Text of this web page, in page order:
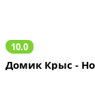
10.0
Домик Крыс -